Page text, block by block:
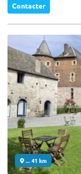
Contacter
... 41 km